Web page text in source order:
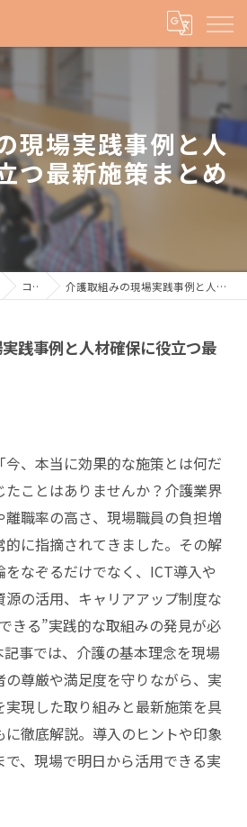
現場実践事例と人
つ最新施策まとめ
コラム 介護取組みの現場実践事例と人材確保に役立つ最新施策まとめ
践事例と人材確保に役立つ最
、本当に効果的な施策とは何だ
ことはありませんか？介護業界
職率の高さ、現場職員の負担増
に指摘されてきました。その解
なぞるだけでなく、ICT導入や
の活用、キャリアアップ制度な
きる”実践的な取組みの発見が必
事では、介護の基本理念を現場
尊厳や満足度を守りながら、実
現した取り組みと最新施策を具
徹底解説。導入のヒントや印象
、現場で明日から活用できる実